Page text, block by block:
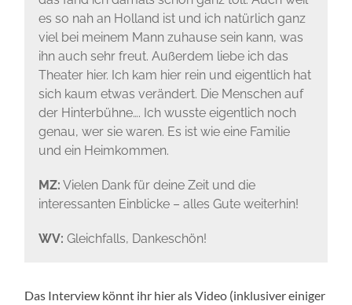
es so nah an Holland ist und ich natürlich ganz
viel bei meinem Mann zuhause sein kann, was
ihn auch sehr freut. Außerdem liebe ich das
Theater hier. Ich kam hier rein und eigentlich hat
sich kaum etwas verändert. Die Menschen auf
der Hinterbühne…. Ich wusste eigentlich noch
genau, wer sie waren. Es ist wie eine Familie
und ein Heimkommen.
MZ: Vielen Dank für deine Zeit und die
interessanten Einblicke – alles Gute weiterhin!
WV: Gleichfalls, Dankeschön!
Das Interview könnt ihr hier als Video (inklusiver einiger